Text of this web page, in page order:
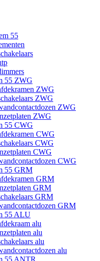
55
55 ZWG
ZWG
ZWG
ZWG
ZWG
55 CWG
CWG
CWG
CWG
CWG
55 GRM
GRM
GRM
GRM
GRM
55 ALU
alu
alu
alu
alu
55 ANTR